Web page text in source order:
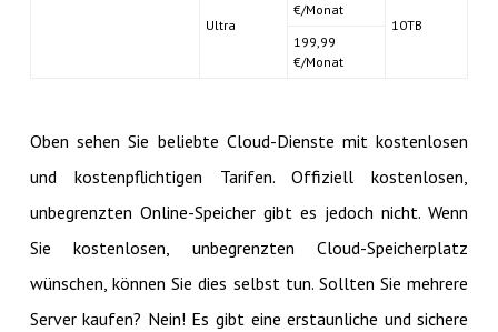
Ultra
€/Monat
10TB
199,99
€/Monat
Oben sehen Sie beliebte Cloud-Dienste mit kostenlosen
und kostenpflichtigen Tarifen. Offiziell kostenlosen,
unbegrenzten Online-Speicher gibt es jedoch nicht. Wenn
Sie kostenlosen, unbegrenzten Cloud-Speicherplatz
wünschen, können Sie dies selbst tun. Sollten Sie mehrere
Server kaufen? Nein! Es gibt eine erstaunliche und sichere